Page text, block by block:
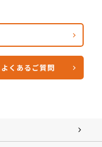
よくあるご質問